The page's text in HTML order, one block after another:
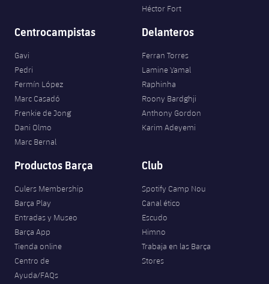
Héctor Fort
Centrocampistas
Gavi
Pedri
Fermín López
Marc Casadó
Frenkie de Jong
Dani Olmo
Marc Bernal
Delanteros
Ferran Torres
Lamine Yamal
Raphinha
Roony Bardghji
Anthony Gordon
Karim Adeyemi
Productos Barça
Culers Membership
Barça Play
Entradas y Museo
Barça App
Tienda online
Centro de
Ayuda/FAQs
Club
Spotify Camp Nou
Canal ético
Escudo
Himno
Trabaja en las Barça
Stores